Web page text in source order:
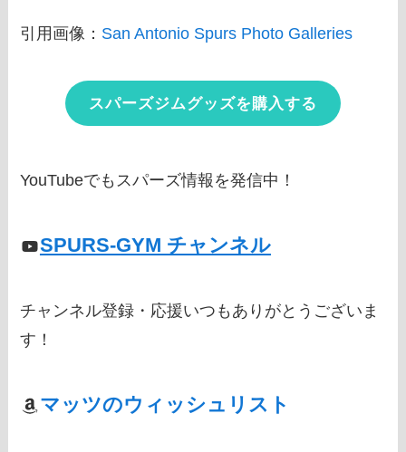
引用画像： San Antonio Spurs Photo Galleries
スパーズジムグッズを購入する
YouTubeでもスパーズ情報を発信中！
SPURS-GYM チャンネル
チャンネル登録・応援いつもありがとうございま
す！
マッツのウィッシュリスト